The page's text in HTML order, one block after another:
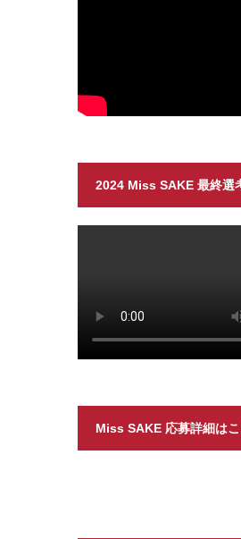
2024 Miss SAKE 最終選
ト
Miss SAKE 応募詳細は